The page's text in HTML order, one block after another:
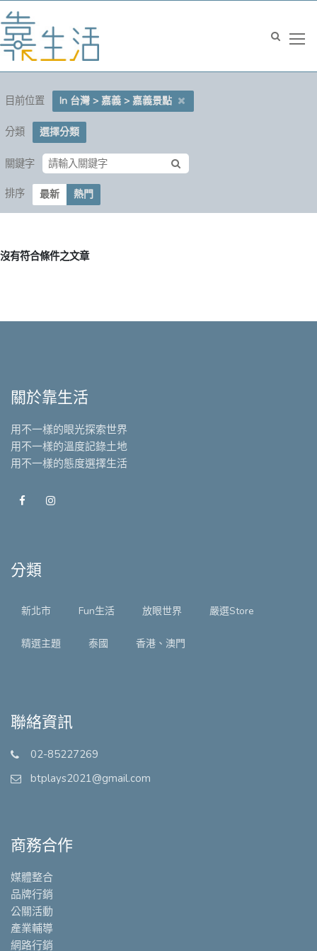
目前位置 In 台灣 > 嘉義 > 嘉義景點
分類 選擇分類
關鍵字
排序 最新 熱門
沒有符合條件之文章
關於靠生活
用不一樣的眼光探索世界
用不一樣的溫度記錄土地
用不一樣的態度選擇生活
分類
新北市 Fun生活 放眼世界 嚴選Store
精選主題 泰國 香港、澳門
聯絡資訊
02-85227269
btplays2021@gmail.com
商務合作
媒體整合
品牌行銷
公關活動
產業輔導
網路行銷